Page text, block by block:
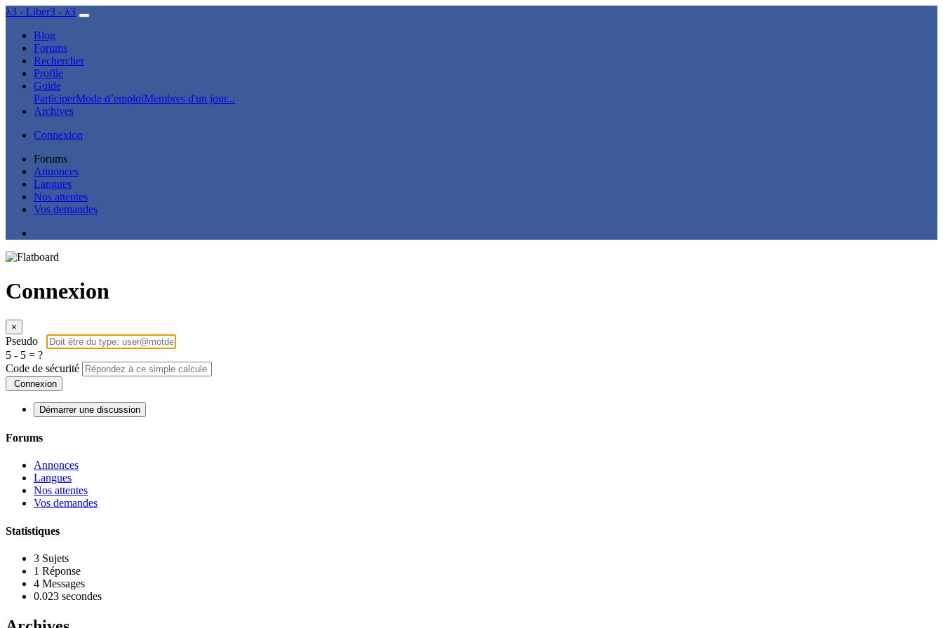
λ3 - Liber3 - λ3
Blog
Forums
Rechercher
Profile
Guide
ParticiperMode d’emploiMembres d'un jour...
Archives
Connexion
Forums
Annonces
Langues
Nos attentes
Vos demandes
Connexion
×
Pseudo
5 - 5 = ?
Code de sécurité
Connexion
Démarrer une discussion
Forums
Annonces
Langues
Nos attentes
Vos demandes
Statistiques
3 Sujets
1 Réponse
4 Messages
0.023 secondes